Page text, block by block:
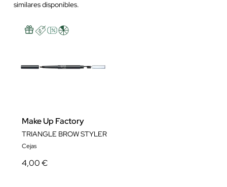
similares disponibles.
Make Up Factory
TRIANGLE BROW STYLER
Cejas
4,00 €